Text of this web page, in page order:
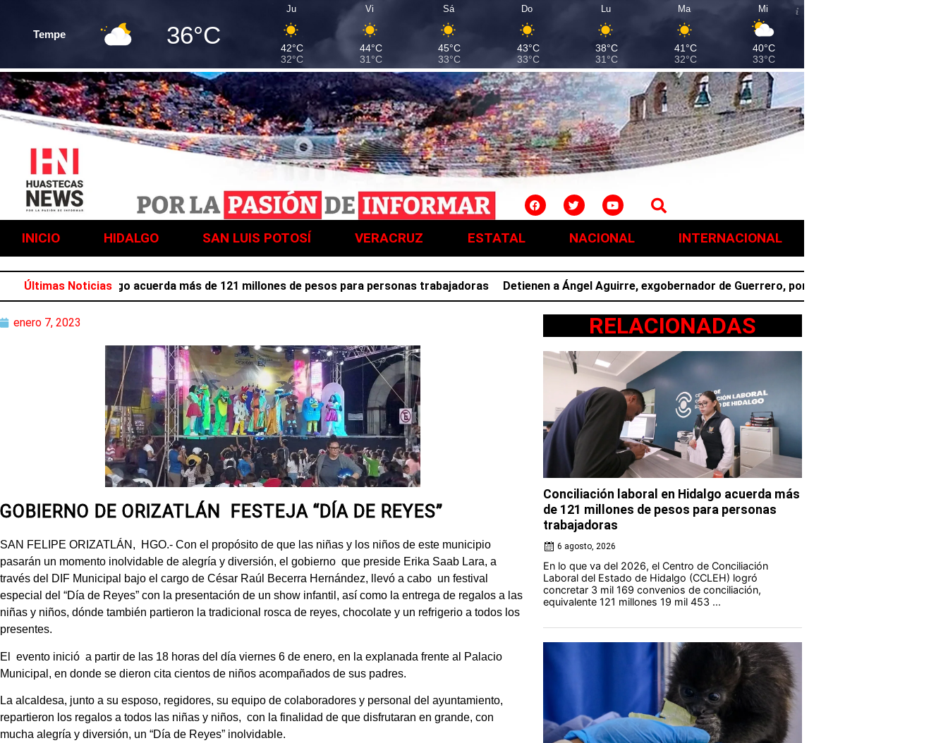
Tempe 36°C
Ju
42°C
32°C
Vi
44°C
31°C
Sá
45°C
33°C
Do
43°C
33°C
Lu
38°C
31°C
Ma
41°C
32°C
Mi
40°C
33°C
INICIO HIDALGO SAN LUIS POTOSÍ VERACRUZ ESTATAL NACIONAL INTERNACIONAL
Últimas Noticias
en Hidalgo acuerda más de 121 millones de pesos para personas trabajadoras Detienen a Ángel Aguirre, exgobernador de Guerrero, por presunto ocultamiento de
enero 7, 2023
GOBIERNO DE ORIZATLÁN FESTEJA “DÍA DE REYES”
SAN FELIPE ORIZATLÁN, HGO.- Con el propósito de que las niñas y los niños de este municipio
pasarán un momento inolvidable de alegría y diversión, el gobierno que preside Erika Saab Lara, a
través del DIF Municipal bajo el cargo de César Raúl Becerra Hernández, llevó a cabo un festival
especial del “Día de Reyes” con la presentación de un show infantil, así como la entrega de regalos a las
niñas y niños, dónde también partieron la tradicional rosca de reyes, chocolate y un refrigerio a todos los
presentes.
El evento inició a partir de las 18 horas del día viernes 6 de enero, en la explanada frente al Palacio
Municipal, en donde se dieron cita cientos de niños acompañados de sus padres.
La alcaldesa, junto a su esposo, regidores, su equipo de colaboradores y personal del ayuntamiento,
repartieron los regalos a todos las niñas y niños, con la finalidad de que disfrutaran en grande, con
mucha alegría y diversión, un “Día de Reyes” inolvidable.
RELACIONADAS
Conciliación laboral en Hidalgo acuerda más
de 121 millones de pesos para personas
trabajadoras
6 agosto, 2026
En lo que va del 2026, el Centro de Conciliación
Laboral del Estado de Hidalgo (CCLEH) logró
concretar 3 mil 169 convenios de conciliación,
equivalente 121 millones 19 mil 453 ...